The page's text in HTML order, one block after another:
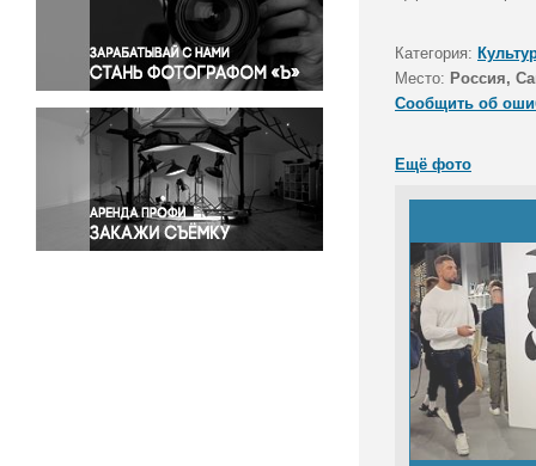
Правосудие
Происшествия и конфликты
Религия
Светская жизнь
Спорт
Экология
Экономика и бизнес
Категория:
Место: Россия,
Сообщить об
Ещё фото